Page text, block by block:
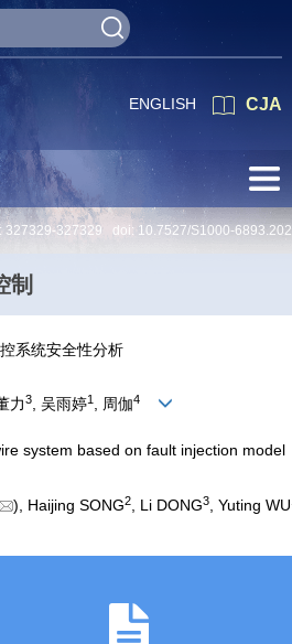
CJA
ENGLISH
: 327329-327329 doi: 10.7527/S1000-
制
系统安全性分析
力3, 吴雨婷1 , 周伽4
system based on fault injection model
), Haijing SONG2 , Li DONG3 , Yuting WU